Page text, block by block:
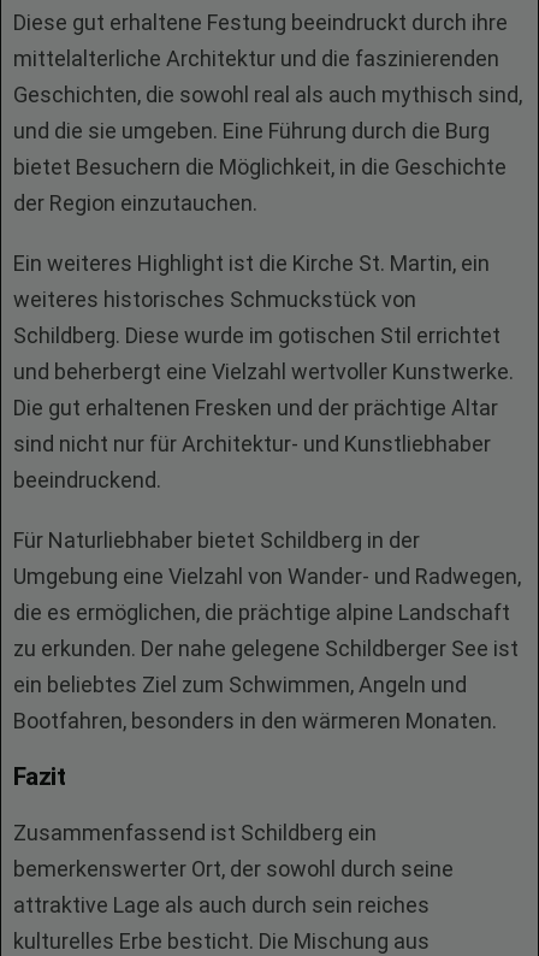
Diese gut erhaltene Festung beeindruckt durch ihre
mittelalterliche Architektur und die faszinierenden
Geschichten, die sowohl real als auch mythisch sind,
und die sie umgeben. Eine Führung durch die Burg
bietet Besuchern die Möglichkeit, in die Geschichte
der Region einzutauchen.
Ein weiteres Highlight ist die Kirche St. Martin, ein
weiteres historisches Schmuckstück von
Schildberg. Diese wurde im gotischen Stil errichtet
und beherbergt eine Vielzahl wertvoller Kunstwerke.
Die gut erhaltenen Fresken und der prächtige Altar
sind nicht nur für Architektur- und Kunstliebhaber
beeindruckend.
Für Naturliebhaber bietet Schildberg in der
Umgebung eine Vielzahl von Wander- und Radwegen,
die es ermöglichen, die prächtige alpine Landschaft
zu erkunden. Der nahe gelegene Schildberger See ist
ein beliebtes Ziel zum Schwimmen, Angeln und
Bootfahren, besonders in den wärmeren Monaten.
Fazit
Zusammenfassend ist Schildberg ein
bemerkenswerter Ort, der sowohl durch seine
attraktive Lage als auch durch sein reiches
kulturelles Erbe besticht. Die Mischung aus